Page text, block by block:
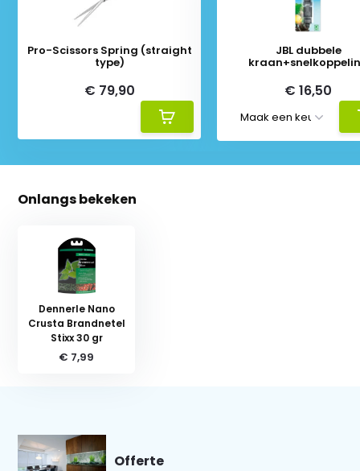
Pro-Scissors Spring (straight
type)
€ 79,90
JBL dubbele
€ 16,50
Onlangs bekeken
Dennerle Nano
Crusta Brandnetel
Stixx 30 gr
€ 7,99
Offerte